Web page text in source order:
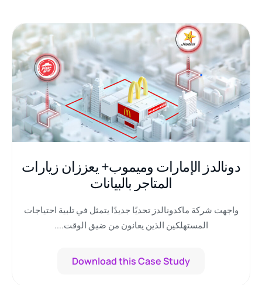
دونالدز الإمارات وميموب+ يعززان زيارات
المتاجر بالبيانات
واجهت شركة ماكدونالدز تحديًا جديدًا يتمثل في تلبية احتياجات
المستهلكين الذين يعانون من ضيق الوقت....
Download this Case Study